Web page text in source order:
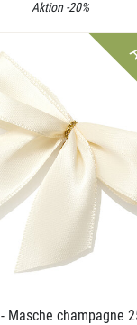
Aktion -20%
- Masche champagne